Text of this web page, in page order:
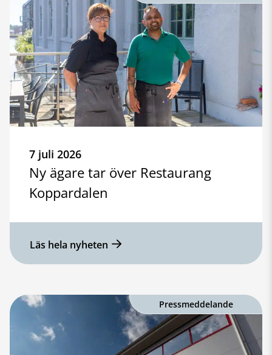
7 juli 2026
Ny ägare tar över Restaurang
Koppardalen
Läs hela nyheten
Pressmeddelande